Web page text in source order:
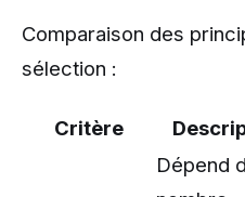
Comparaison des
sélection :
Critère
Dépend